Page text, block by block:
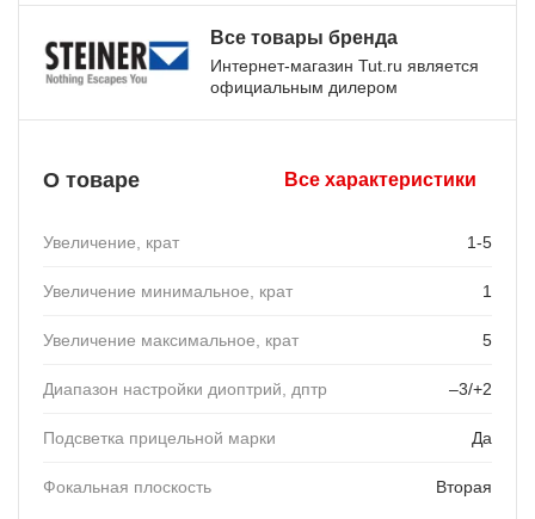
Все товары бренда
Интернет-магазин Tut.ru является
официальным дилером
О товаре Все характеристики
Увеличение, крат 1-5
Увеличение минимальное, крат 1
Увеличение максимальное, крат 5
Диапазон настройки диоптрий, дптр –3/+2
Подсветка прицельной марки Да
Фокальная плоскость Вторая